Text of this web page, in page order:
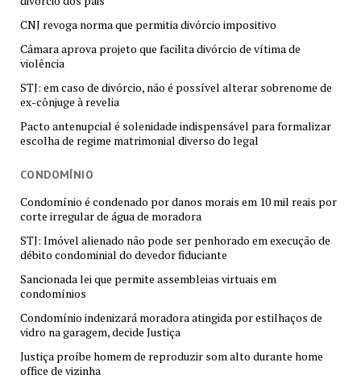
CNJ revoga norma que permitia divórcio impositivo
Câmara aprova projeto que facilita divórcio de vítima de
violência
STJ: em caso de divórcio, não é possível alterar sobrenome de
ex-cônjuge à revelia
Pacto antenupcial é solenidade indispensável para formalizar
escolha de regime matrimonial diverso do legal
CONDOMÍNIO
Condomínio é condenado por danos morais em 10 mil reais por
corte irregular de água de moradora
STJ: Imóvel alienado não pode ser penhorado em execução de
débito condominial do devedor fiduciante
Sancionada lei que permite assembleias virtuais em
condomínios
Condomínio indenizará moradora atingida por estilhaços de
vidro na garagem, decide Justiça
Justiça proíbe homem de reproduzir som alto durante home
office de vizinha